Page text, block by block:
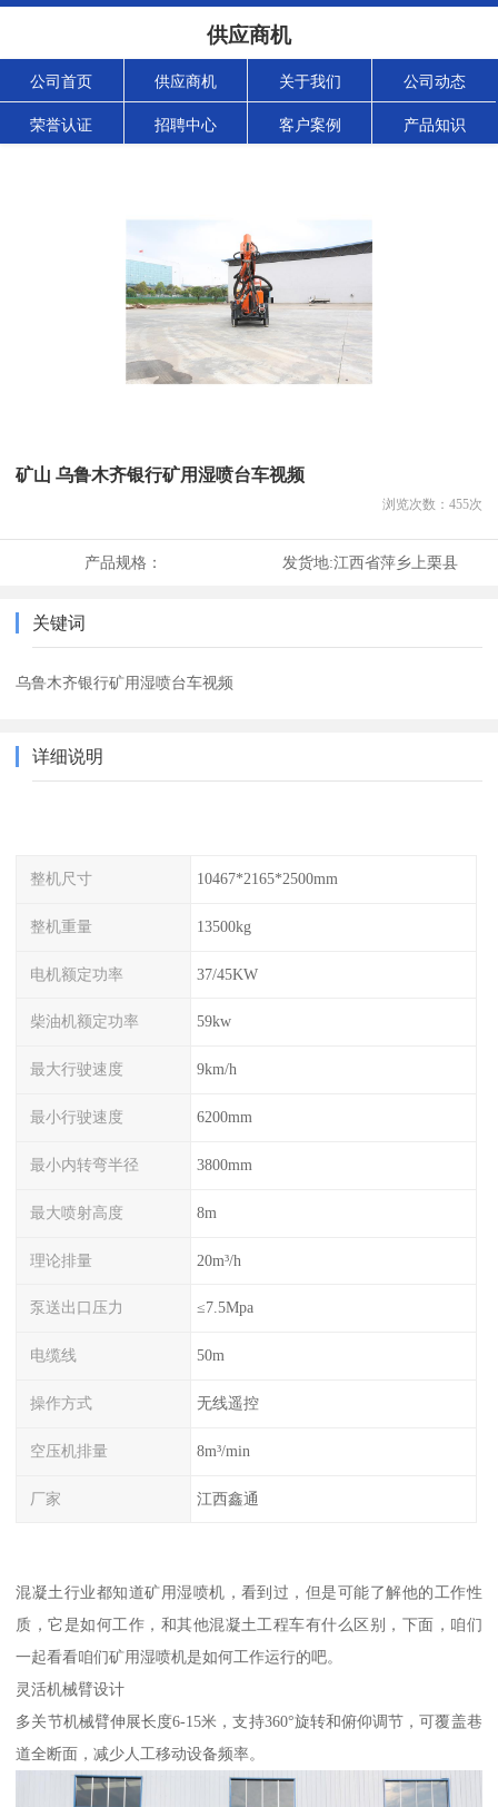
供应商机
公司首页 供应商机 关于我们 公司动态
荣誉认证 招聘中心 客户案例 产品知识
矿山 乌鲁木齐银行矿用湿喷台车视频
浏览次数： 455次
产品规格： 发货地:江西省萍乡上栗县
关键词
乌鲁木齐银行矿用湿喷台车视频
详细说明
整机尺寸 10467*2165*2500mm
整机重量 13500kg
电机额定功率 37/45KW
柴油机额定功率 59kw
最大行驶速度 9km/h
最小行驶速度 6200mm
最小内转弯半径 3800mm
最大喷射高度 8m
理论排量 20m³/h
泵送出口压力 ≤7.5Mpa
电缆线 50m
操作方式 无线遥控
空压机排量 8m³/min
厂家 江西鑫通
混凝土行业都知道矿用湿喷机，看到过，但是可能了解他的工作性
质，它是如何工作，和其他混凝土工程车有什么区别，下面，咱们
一起看看咱们矿用湿喷机是如何工作运行的吧。
灵活机械臂设计
多关节机械臂伸展长度6-15米，支持360°旋转和俯仰调节，可覆盖巷
道全断面，减少人工移动设备频率。